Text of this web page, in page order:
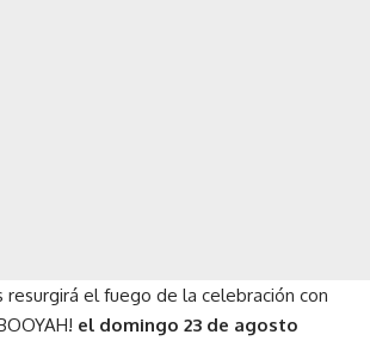
resurgirá el fuego de la celebración con
el domingo 23 de agosto